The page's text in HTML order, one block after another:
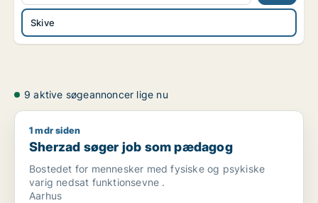
Skive
9 aktive søgeannoncer lige nu
Sherzad søger job som pædagog
1 mdr siden
Sherzad søger job som pædagog
Bostedet for mennesker med fysiske og psykiske
varig nedsat funktionsevne .
Aarhus